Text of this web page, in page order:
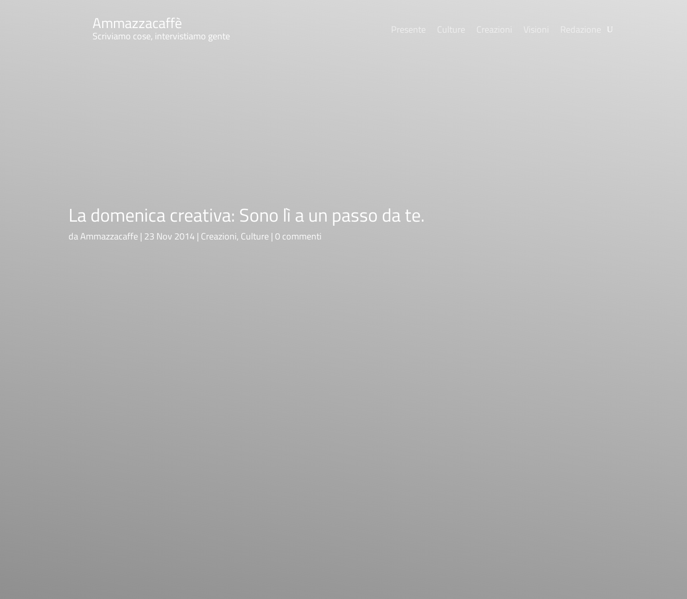
Ammazzacaffè
Scriviamo cose, intervistiamo gente Presente Culture Creazioni Visioni Redazione
La domenica creativa: Sono lì a un passo da te.
daAmmazzacaffe 23 Nov 2014 Creazioni, Culture 0 commenti